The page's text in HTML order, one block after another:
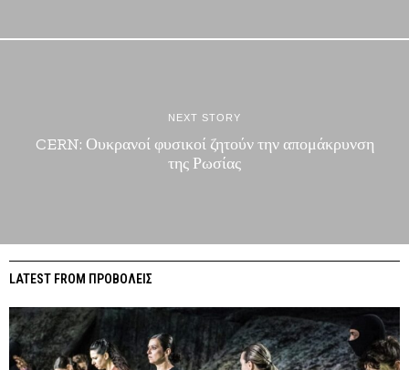
NEXT STORY
CERN: Ουκρανοί φυσικοί ζητούν την απομάκρυνση
της Ρωσίας
LATEST FROM ΠΡΟΒΟΛΕΙΣ